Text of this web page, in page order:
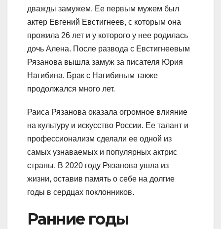
дважды замужем. Ее первым мужем был
актер Евгений Евстигнеев, с которым она
прожила 26 лет и у которого у нее родилась
дочь Алена. После развода с Евстигнеевым
Рязанова вышла замуж за писателя Юрия
Нагибина. Брак с Нагибиным также
продолжался много лет.
Раиса Рязанова оказала огромное влияние
на культуру и искусство России. Ее талант и
профессионализм сделали ее одной из
самых узнаваемых и популярных актрис
страны. В 2020 году Рязанова ушла из
жизни, оставив память о себе на долгие
годы в сердцах поклонников.
Ранние годы